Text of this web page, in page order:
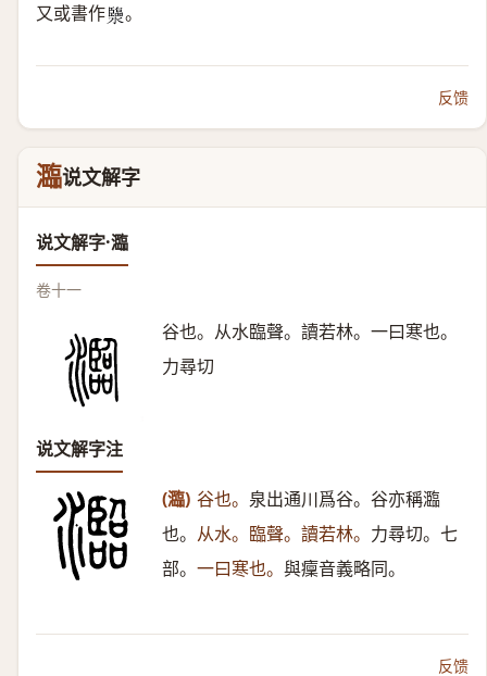
又或書作𤄈 。
反馈
瀶说文解字
说文解字·瀶
卷十一
谷也。从水臨聲。讀若林。一曰寒也。
力尋切
说文解字注
(瀶) 谷也。 泉出通川爲谷。谷亦稱瀶
也。 从水。臨聲。讀若林。 力尋切。七
部。 一曰寒也。 與癛音義略同。
反馈